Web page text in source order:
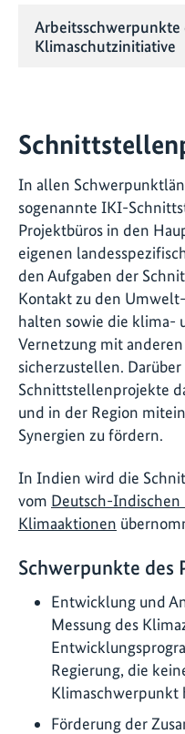
Klimaschutzinitiative
In allen
sogenannte IKI-
Projektbüros in den
eigenen
den Aufgaben der
Kontakt zu den
halten sowie die klima-
Vernetzung mit
sicherzustellen.
Schnittstellenprojekte
und in der Region
Synergien zu fördern.
In Indien wird die
vom Deutsch-
Klimaaktionen
Schwerpunkte des
Entwicklung und
Messung des
Regierung, die
Klimaschwerpunkt
Förderung der